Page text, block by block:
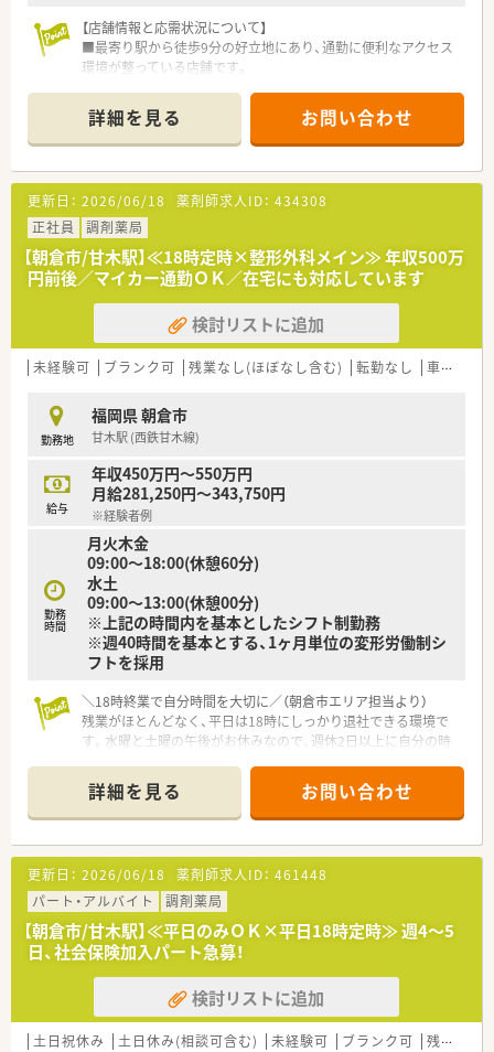
【店舗情報と応需状況について】
■最寄り駅から徒歩9分の好立地にあり、通勤に便利なアクセス
環境が整っている店舗です。
40から50枚程度応需しています。
■居宅患者様向けの在宅業務にも対応しており、地域医療に深く
貢献できるやりがいのある環境です。
【募集背景と求める人物像について】
■今回は欠員補充による急募となっており、特に耳鼻科の経験が
ある方や最新の調剤設備を使いこなしたい方を積極的に募集し
ます。
■一人薬剤師での勤務に抵抗がなく、責任感を持って店舗運営を
支えていただける40代までの薬剤師の方を理想的な対象として
います。
■漢方に興味がある方やこれから本格的に学びたいという意欲
的な方も大歓迎しており、未経験からでも挑戦できる方を求めて
います。
【法人特徴について】
■福岡市東区に3店舗、朝倉市に1店舗の計4店舗を地域密着で展
開しており、社員一人ひとりの言葉を大切にする風通しの良い法
人です。
■「共に成長し合える仲間づくり」をスローガンに掲げ、漢方相
談や禁煙指導など専門性の高い医療サービスの提供に注力して
います。
■全店舗で車通勤を可能にするなど福利厚生も整っており、地域
連携薬局の認定取得など会社として高い目標を持って取り組ん
でいます。
詳細を見る お問い合わせ
更新日： 2026/06/18 薬剤師求人ID： 434308
正社員
調剤薬局
【朝倉市/甘木駅】≪18時定時×整形外科メイン≫ 年収500万
円前後／マイカー通勤ＯＫ／在宅にも対応しています
検討リストに追加
未経験可 ブランク可 残業なし(ほぼなし含む) 転勤なし 車通勤可
勤務地
福岡県 朝倉市
甘木駅 (西鉄甘木線)
給与
年収450万円～550万円
月給281,250円～343,750円
※経験者例
勤務
時間
月火木金
09:00～18:00(休憩60分)
水土
09:00～13:00(休憩00分)
※上記の時間内を基本としたシフト制勤務
※週40時間を基本とする、1ヶ月単位の変形労働制シ
フトを採用
＼18時終業で自分時間を大切に／（朝倉市エリア担当より）
残業がほとんどなく、平日は18時にしっかり退社できる環境で
す。水曜と土曜の午後がお休みなので、週休2日以上に自分の時
【店舗情報と応需状況について】
■甘木駅から徒歩12分に位置し、主に隣接する整形外科クリニ
ックより処方箋を受け付けている薬局です。
■処方箋枚数は1日あたり90枚から100枚程度で、地域の総合病
院からの広域処方箋も応需しています。
■整形外科に特化した調剤を経験できるため、特定の領域におけ
る専門知識を深めたい方に最適な環境です。
【募集背景と求める人物像について】
■欠員補充に伴う募集を行っており、周囲と協力しながら前向き
に業務へ取り組める方を求めています。
■与えられた役割を確実に遂行し、自ら意欲的に学ぼうとする姿
勢をお持ちの薬剤師様を歓迎いたします。
詳細を見る お問い合わせ
更新日： 2026/06/18 薬剤師求人ID： 461448
パート・アルバイト
調剤薬局
【朝倉市/甘木駅】≪平日のみＯＫ×平日18時定時≫ 週4～5
日、社会保険加入パート急募！
検討リストに追加
土日祝休み 土日休み(相談可含む) 未経験可 ブランク可 残業なし(ほぼなし含む)